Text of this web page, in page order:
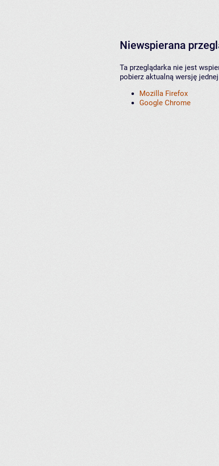
Niewspierana
Ta przeglądarka nie jest
pobierz aktualną wersję
Mozilla Firefox
Google Chrome